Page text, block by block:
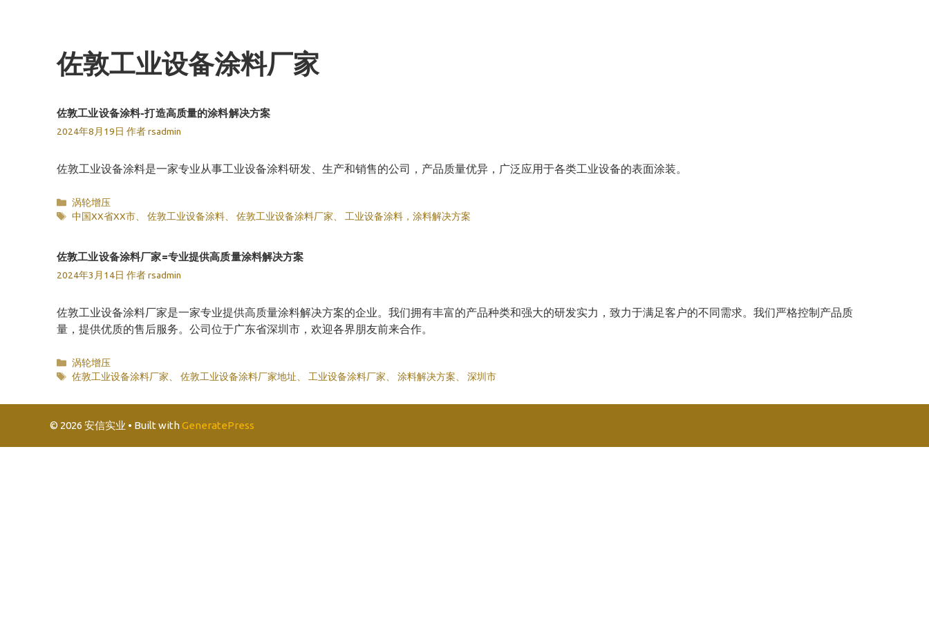
佐敦工业设备涂料厂家
佐敦工业设备涂料-打造高质量的涂料解决方案
2024年8月19日 作者rsadmin
佐敦工业设备涂料是一家专业从事工业设备涂料研发、生产和销售的公司，产品质量优异，广泛应用于各类工业设备的表面涂装。
分
类
涡轮增压
标
中国XX省XX市、 佐敦工业设备涂料、 佐敦工业设备涂料厂家 工业设备涂料，涂料解决方案
佐敦工业设备涂料厂家=专业提供高质量涂料解决方案
2024年3月14日 作者rsadmin
佐敦工业设备涂料厂家是一家专业提供高质量涂料解决方案的企业。我们拥有丰富的产品种类和强大的研发实力，致力于满足客户的不同需求。我们严格控制产品质
量，提供优质的售后服务。公司位于广东省深圳市，欢迎各界朋友前来合作。
分
类
涡轮增压
标
佐敦工业设备涂料厂家 佐敦工业设备涂料厂家地址 工业设备涂料厂家 涂料解决方案 深圳市
© 2026 安信实业 • Built withGeneratePress